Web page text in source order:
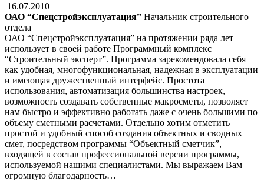
16.07.2010
ОАО “Спецстройэксплуатация” Начальник строительного
отдела
ОАО “Спецстройэксплуатация” на протяжении ряда лет
использует в своей работе Программный комплекс
“Строительный эксперт”. Программа зарекомендовала себя
как удобная, многофункциональная, надежная в эксплуатации
и имеющая дружественный интерфейс. Простота
использования, автоматизация большинства настроек,
возможность создавать собственные макросметы, позволяет
нам быстро и эффективно работать даже с очень большими по
объему сметными расчетами. Отдельно хотим отметить
простой и удобный способ создания объектных и сводных
смет, посредством программы “Объектный сметчик”,
входящей в состав профессиональной версии программы,
используемой нашими специалистами. Мы выражаем Вам
огромную благодарность…